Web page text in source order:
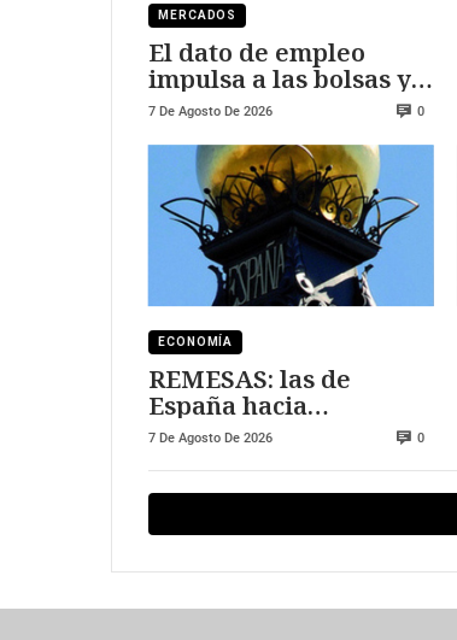
MERCADOS
El dato de empleo
impulsa a las bolsas y
al sector tecnológico
7 De Agosto De 2026 0
ECONOMÍA
REMESAS: las de
España hacia
Marruecos se han
7 De Agosto De 2026 0